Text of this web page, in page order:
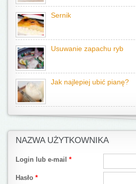
Sernik
Usuwanie zapachu ryb
Jak najlepiej ubić pianę?
NAZWA UŻYTKOWNIKA
Login lub e-mail *
Hasło *